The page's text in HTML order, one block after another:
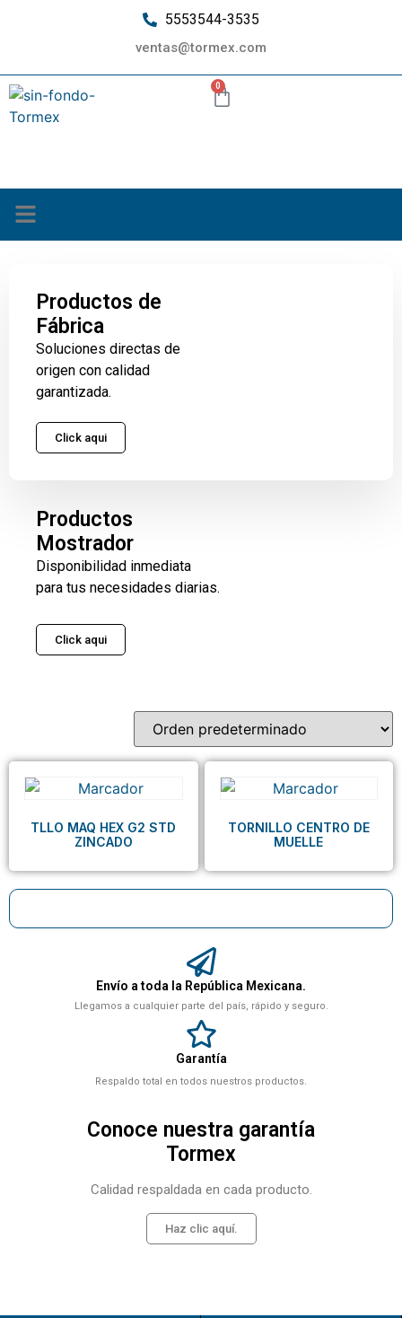
5553544-3535
ventas@tormex.com
0
Envío a toda la República Mexicana.
Llegamos a cualquier parte del país, rápido y seguro.
Garantía
Respaldo total en todos nuestros productos.
Conoce nuestra garantía
Tormex
Calidad respaldada en cada producto.
Haz clic aquí.
Productos de
Fábrica
Soluciones directas de
origen con calidad
garantizada.
Click aqui
Productos
Mostrador
Disponibilidad inmediata
para tus necesidades diarias.
Click aqui
TLLO MAQ HEX G2 STD
ZINCADO
TORNILLO CENTRO DE
MUELLE